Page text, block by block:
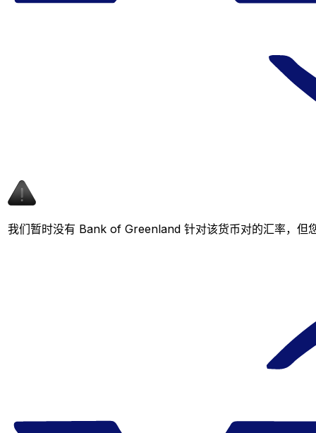
我们暂时没有 Bank of Greenland 针对该货币对的汇率，但